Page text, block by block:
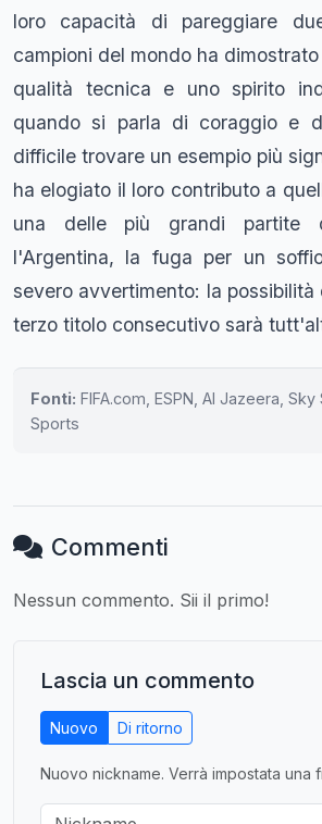
loro capacità di pareggiare
campioni del mondo ha
qualità tecnica e uno spirito
quando si parla di coraggio e
difficile trovare un esempio più
ha elogiato il loro contributo a
una delle più grandi partite
l'Argentina, la fuga per un
severo avvertimento: la
terzo titolo consecutivo sarà
Fonti: FIFA.com, ESPN, Al Jazeera,
Sports
Commenti
Nessun commento. Sii il primo!
Lascia un commento
Nuovo Di ritorno
Nuovo nickname. Verrà impostata una